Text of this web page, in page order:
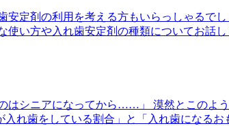
定剤の利用を考える方もいらっしゃるで
使い方や入れ歯安定剤の種類についてお
シニアになってから……」 漠然とこのよ
れ歯をしている割合」と「入れ歯にな